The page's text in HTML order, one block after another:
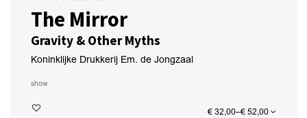
The Mirror
Gravity & Other Myths
Koninklijke Drukkerij Em. de Jongzaal
show
€ 32,00–€ 52,00